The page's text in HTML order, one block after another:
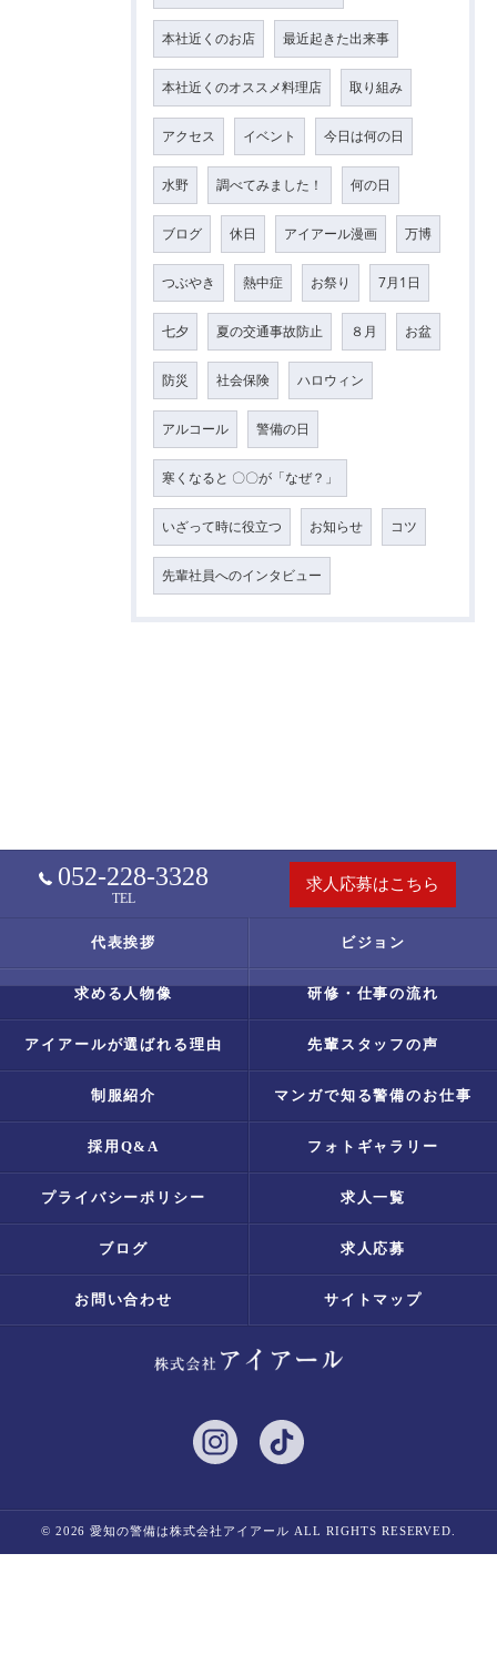
本社近くのお店 最近起きた出来事
本社近くのオススメ料理店 取り組み
アクセス イベント 今日は何の日
水野 調べてみました！ 何の日
ブログ 休日 アイアール漫画 万博
つぶやき 熱中症 お祭り 7月1日
七夕 夏の交通事故防止 ８月 お盆
防災 社会保険 ハロウィン
アルコール 警備の日
寒くなると 〇〇が「なぜ？」
いざって時に役立つ お知らせ コツ
先輩社員へのインタビュー
052-228-3328
TEL
求人応募はこちら
代表挨拶 ビジョン
求める人物像 研修・仕事の流れ
アイアールが選ばれる理由 先輩スタッフの声
制服紹介 マンガで知る警備のお仕事
採用Q&A フォトギャラリー
プライバシーポリシー 求人一覧
ブログ 求人応募
お問い合わせ サイトマップ
© 2026 愛知の警備は株式会社アイアール ALL RIGHTS RESERVED.